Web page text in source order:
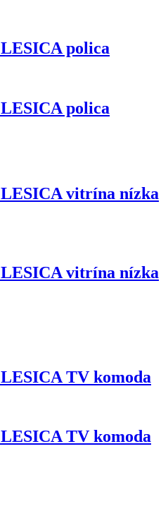
polica
polica
vitrína nízka
vitrína nízka
TV komoda
TV komoda